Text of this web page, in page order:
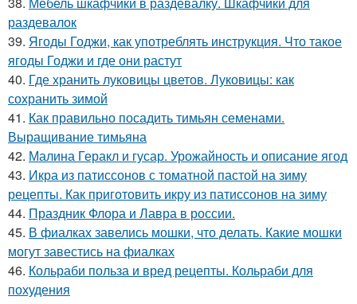
раздевалок
39. Ягоды Годжи, как употреблять инструкция. Что такое
ягоды Годжи и где они растут
40. Где хранить луковицы цветов. Луковицы: как
сохранить зимой
41. Как правильно посадить тимьян семенами.
Выращивание тимьяна
42. Малина Геракл и гусар. Урожайность и описание ягод
43. Икра из патиссонов с томатной пастой на зиму
рецепты. Как приготовить икру из патиссонов на зиму
44. Праздник Флора и Лавра в россии.
45. В фиалках завелись мошки, что делать. Какие мошки
могут завестись на фиалках
46. Кольраби польза и вред рецепты. Кольраби для
похудения